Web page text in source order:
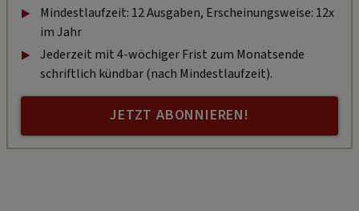
Mindestlaufzeit: 12 Ausgaben, Erscheinungsweise: 12x
im Jahr
Jederzeit mit 4-wöchiger Frist zum Monatsende
schriftlich kündbar (nach Mindestlaufzeit).
JETZT ABONNIEREN!